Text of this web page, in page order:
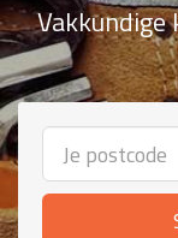
Vakkundige